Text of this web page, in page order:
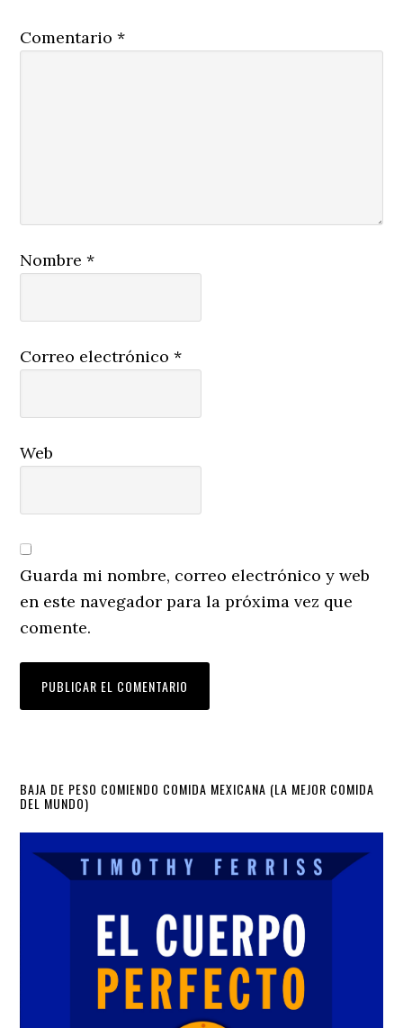
Comentario*
Nombre*
Correo electrónico*
Web
Guarda mi nombre, correo electrónico y web
en este navegador para la próxima vez que
comente.
Primary
Sidebar
BAJA DE PESO COMIENDO COMIDA MEXICANA (LA MEJOR COMIDA
DEL MUNDO)